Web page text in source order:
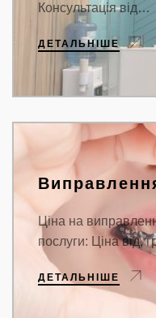
Консультація від…
ДЕТАЛЬНІШЕ
Ціна на
послуги: Ціна від,
ДЕТАЛЬНІШЕ